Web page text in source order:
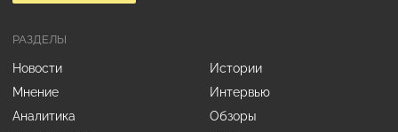
РАЗДЕЛЫ
Новости
Истории
Мнение
Интервью
Аналитика
Обзоры